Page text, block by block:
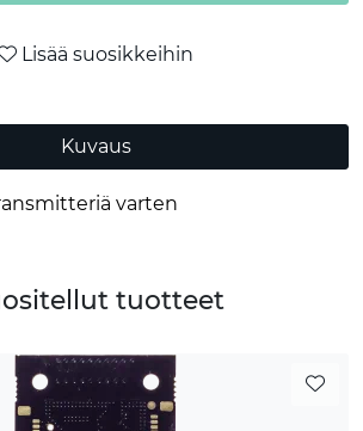
Lisää suosikkeihin
Kuvaus
varten
tuotteet